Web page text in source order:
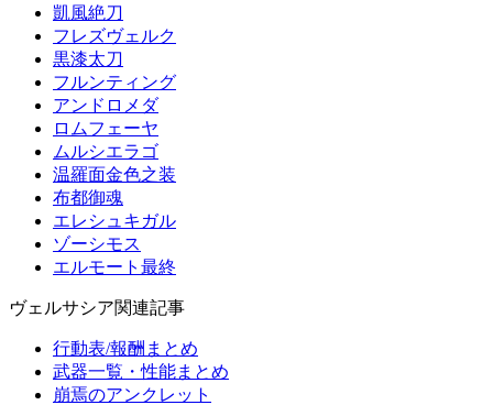
凱風絶刀
フレズヴェルク
黒漆太刀
フルンティング
アンドロメダ
ロムフェーヤ
ムルシエラゴ
温羅面金色之装
布都御魂
エレシュキガル
ゾーシモス
エルモート最終
ヴェルサシア関連記事
行動表/報酬まとめ
武器一覧・性能まとめ
崩焉のアンクレット